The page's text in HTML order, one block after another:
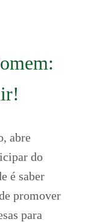
abre
do
é saber
promover
para